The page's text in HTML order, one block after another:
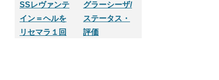
SSレヴァンテ
イン＝ヘルを
リセマラ１回
グラーシーザ/
ステータス・
評価